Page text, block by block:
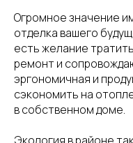
Огромное значение
отделка вашего
есть желание
ремонт и
эргономичная и
сэкономить на
в собственном доме.